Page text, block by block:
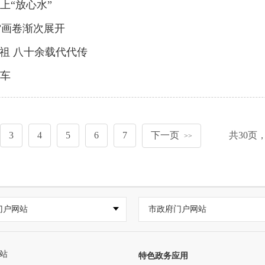
“放心水”
卷渐次展开
八十余载代代传
3 4 5 6 7 下一页 >> 共30页
户网站 市政府门户网站
特色政务应用